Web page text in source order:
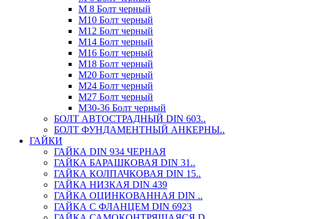
М 8 Болт черный
М10 Болт черный
М12 Болт черный
М14 Болт черный
М16 Болт черный
М18 Болт черный
М20 Болт черный
М24 Болт черный
М27 Болт черный
М30-36 Болт черный
БОЛТ АВТОСТРАДНЫЙ DIN 603..
БОЛТ ФУНДАМЕНТНЫЙ АНКЕРНЫ..
ГАЙКИ
ГАЙКА DIN 934 ЧЕРНАЯ
ГАЙКА БАРАШКОВАЯ DIN 31..
ГАЙКА КОЛПАЧКОВАЯ DIN 15..
ГАЙКА НИЗКАЯ DIN 439
ГАЙКА ОЦИНКОВАННАЯ DIN ..
ГАЙКА С ФЛАНЦЕМ DIN 6923